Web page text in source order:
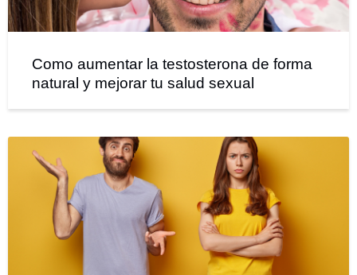
Como aumentar la testosterona de forma
natural y mejorar tu salud sexual